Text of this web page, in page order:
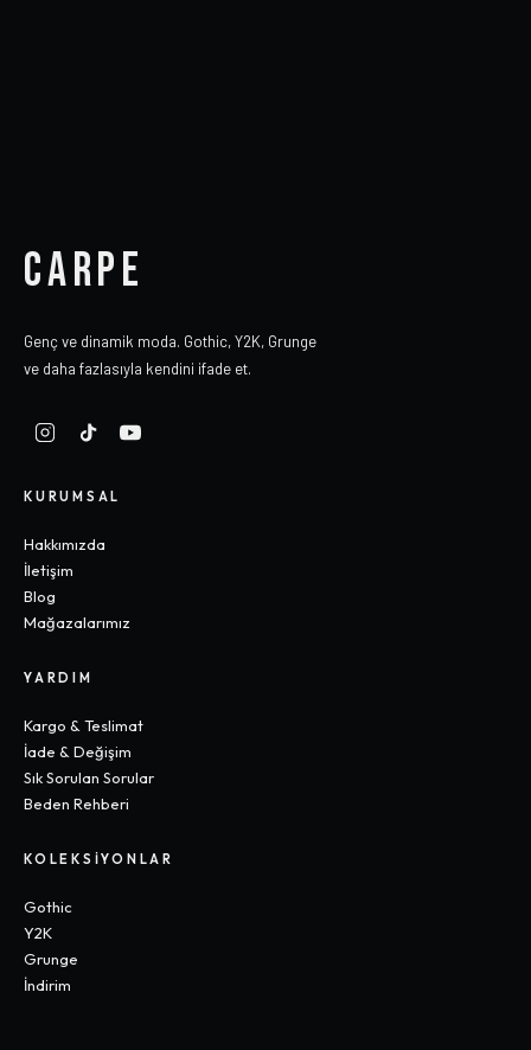
CARPE
Genç ve dinamik moda. Gothic, Y2K, Grunge
ve daha fazlasıyla kendini ifade et.
KURUMSAL
Hakkımızda
İletişim
Blog
Mağazalarımız
YARDIM
Kargo & Teslimat
İade & Değişim
Sık Sorulan Sorular
Beden Rehberi
KOLEKSIYONLAR
Gothic
Y2K
Grunge
İndirim